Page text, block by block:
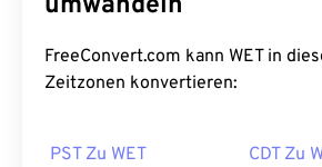
FreeConvert.com kann WET in
Zeitzonen konvertieren:
PST Zu WET CDT Zu